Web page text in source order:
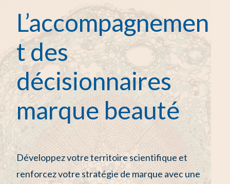
L’accompagnemen
t des
décisionnaires
marque beauté
Développez votre territoire scientifique et
renforcez votre stratégie de marque avec une